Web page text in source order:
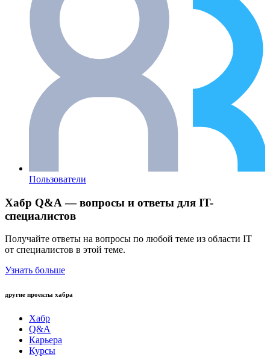
Пользователи
Хабр Q&A — вопросы и ответы для IT-
специалистов
Получайте ответы на вопросы по любой теме из области IT
от специалистов в этой теме.
Узнать больше
другие проекты хабра
Хабр
Q&A
Карьера
Курсы